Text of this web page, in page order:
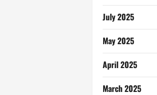
July 2025
May 2025
April 2025
March 2025